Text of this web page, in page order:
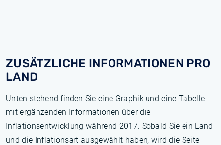
ZUSÄTZLICHE INFORMATIONEN PRO
LAND
Unten stehend finden Sie eine Graphik und eine Tabelle
mit ergänzenden Informationen über die
Inflationsentwicklung während 2017. Sobald Sie ein Land
und die Inflationsart ausgewählt haben, wird die Seite